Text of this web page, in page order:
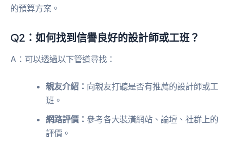
的預算方案。
Q2：如何找到信譽良好的設計師或工班？
A：可以透過以下管道尋找：
親友介紹： 向親友打聽是否有推薦的設計師或工
班。
網路評價： 參考各大裝潢網站、論壇、社群上的
評價。